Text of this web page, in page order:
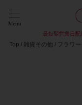
Menu
最短翌営業日
Top 雑貨その他 フラワ